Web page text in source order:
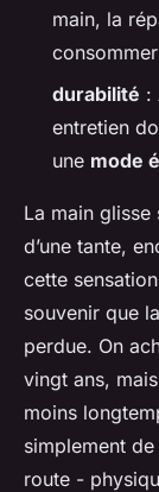
main, la
durabilité :
entretien
une mode
La main
d’une tante,
cette
souvenir que
perdue. On
vingt ans,
moins
simplement
route -